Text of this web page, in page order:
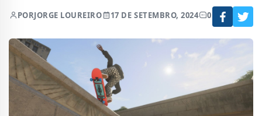
PORJORGE LOUREIRO 17 DE SETEMBRO, 2024 0